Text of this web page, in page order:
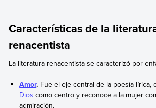
Características de la
renacentista
La literatura renacentista se caracterizó por
Amor. Fue el eje central de la poesía lírica,
Dios como centro y reconoce a la mujer
admiración.